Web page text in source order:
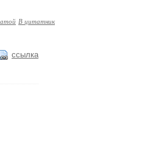
В цитатник
ссылка